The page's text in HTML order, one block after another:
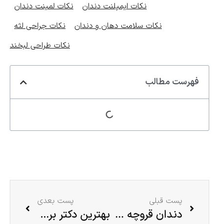
نکات ایمپلنت دندان
نکات لمینت دندان
نکات سلامت دهان و دندان
نکات جراحی لثه
نکات طراحی لبخند
فهرست مطالب
پست قبلی
دندان قروچه چیست؟ علائم و روش‌های درمان دندان قروچه
پست بعدی
بهترین دکتر برای اصلاح لبخند در تهران